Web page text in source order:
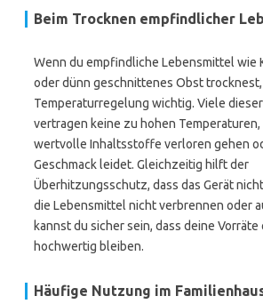
Beim Trocknen empfindlicher
Wenn du empfindliche Lebensmittel wie
oder dünn geschnittenes Obst
Temperaturregelung wichtig. Viele
vertragen keine zu hohen Temperaturen,
wertvolle Inhaltsstoffe verloren gehen
Geschmack leidet. Gleichzeitig hilft der
Überhitzungsschutz, dass das Gerät
die Lebensmittel nicht verbrennen oder
kannst du sicher sein, dass deine
hochwertig bleiben.
Häufige Nutzung im